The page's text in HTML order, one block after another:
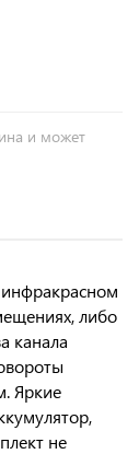
и может
либо
канала
Яркие
не